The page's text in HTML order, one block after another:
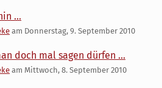
...
am Donnerstag, 9. September 2010
doch mal sagen dürfen ...
am Mittwoch, 8. September 2010